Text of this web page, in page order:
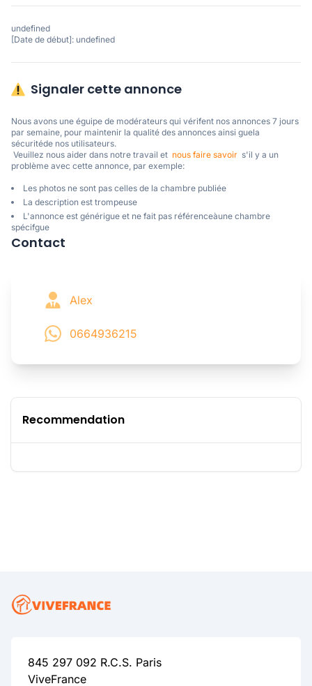
undefined
[Date de début]: undefined
Signaler cette annonce
Nous avons une éguipe de modérateurs qui vérifent nos annonces 7 jours
par semaine, pour maintenir la qualité des annonces ainsi guela
sécuritéde nos utilisateurs.
Veuillez nous aider dans notre travail et nous faire savoir
  s'il y a un
problème avec cette annonce, par exemple:
Les photos ne sont pas celles de la chambre publiée
La description est trompeuse
L'annonce est générigue et ne fait pas référenceàune chambre
spécifgue
Contact
Alex
0664936215
Recommendation
845 297 092 R.C.S. Paris
ViveFrance